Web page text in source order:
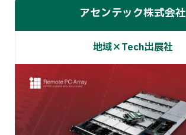
アセンテック株式会社
地域×Tech出展社